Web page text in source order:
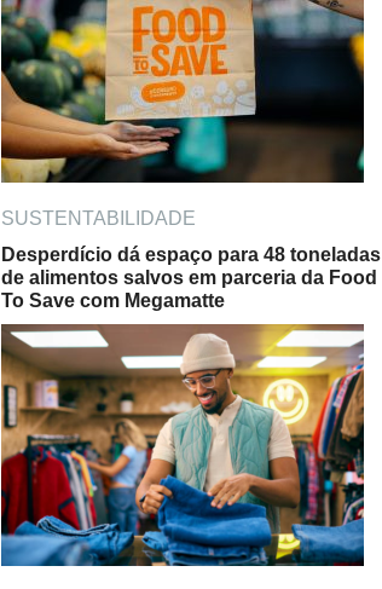
SUSTENTABILIDADE
Desperdício dá espaço para 48 toneladas
de alimentos salvos em parceria da Food
To Save com Megamatte